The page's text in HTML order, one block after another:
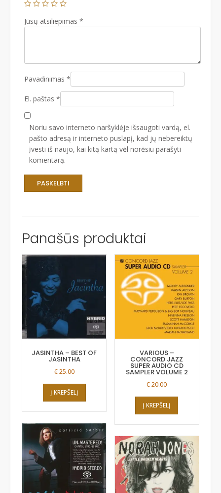
Jūsų atsiliepimas *
Pavadinimas *
El. paštas *
Noriu savo interneto naršyklėje išsaugoti vardą, el.
pašto adresą ir interneto puslapį, kad jų nebereiktų
įvesti iš naujo, kai kitą kartą vėl norėsiu parašyti
komentarą.
Panašūs produktai
JASINTHA ‎– BEST OF
JASINTHA
€25.00
Į KREPŠELĮ
VARIOUS ‎–
CONCORD JAZZ
SUPER AUDIO CD
SAMPLER VOLUME 2
€20.00
Į KREPŠELĮ